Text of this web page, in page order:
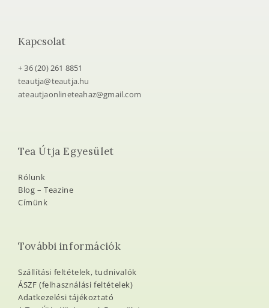
Kapcsolat
+ 36 (20) 261 8851
teautja@teautja.hu
ateautjaonlineteahaz@gmail.com
Tea Útja Egyesület
Rólunk
Blog – Teazine
Címünk
További információk
Szállítási feltételek, tudnivalók
ÁSZF (felhasználási feltételek)
Adatkezelési tájékoztató